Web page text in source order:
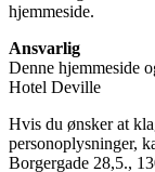
hjemmeside.
Ansvarlig
Denne hjemmeside
Hotel Deville
Hvis du ønsker at
personoplysninger,
Borgergade 28,5.,